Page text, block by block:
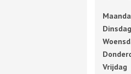
Dinsdag
Vrijdag